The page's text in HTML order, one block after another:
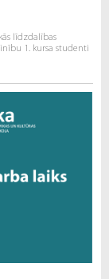
līdzdalības
1. kursa studenti